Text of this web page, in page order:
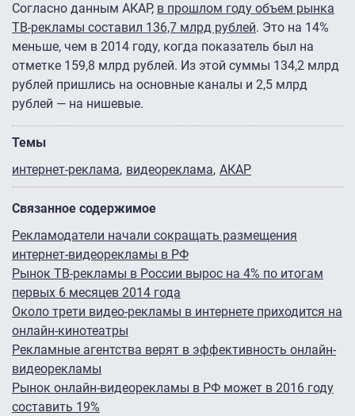
Согласно данным АКАР, в прошлом году объем рынка
ТВ-рекламы составил 136,7 млрд рублей. Это на 14%
меньше, чем в 2014 году, когда показатель был на
отметке 159,8 млрд рублей. Из этой суммы 134,2 млрд
рублей пришлись на основные каналы и 2,5 млрд
рублей — на нишевые.
Темы
интернет-реклама видеореклама АКАР
Связанное содержимое
Рекламодатели начали сокращать размещения
интернет-видеорекламы в РФ
Рынок ТВ-рекламы в России вырос на 4% по итогам
первых 6 месяцев 2014 года
Около трети видео-рекламы в интернете приходится на
онлайн-кинотеатры
Рекламные агентства верят в эффективность онлайн-
видеорекламы
Рынок онлайн-видеорекламы в РФ может в 2016 году
составить 19%